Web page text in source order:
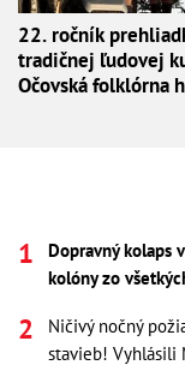
22. ročník
tradičnej ľudovej
Očovská folklórna
Dopravný kolaps
kolóny zo
Ničivý nočný
stavieb! Vyhlásili